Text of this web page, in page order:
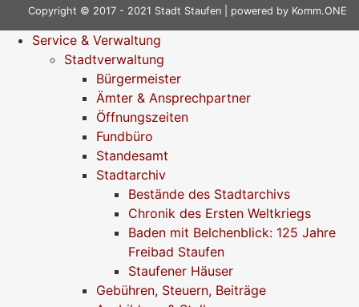
Copyright © 2017 - 2021 Stadt Staufen | powered by Komm.ONE
Service & Verwaltung
Stadtverwaltung
Bürgermeister
Ämter & Ansprechpartner
Öffnungszeiten
Fundbüro
Standesamt
Stadtarchiv
Bestände des Stadtarchivs
Chronik des Ersten Weltkriegs
Baden mit Belchenblick: 125 Jahre
Freibad Staufen
Staufener Häuser
Gebühren, Steuern, Beiträge